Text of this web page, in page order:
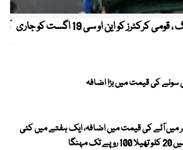
کیریبین پریمیئر لیگ ، قومی کرکٹرز کو این او سی 19 اگست کو جاری
میں آٹے کی قیمت میں اضافہ، ایک ہفتے میں کئی
تک مہنگا